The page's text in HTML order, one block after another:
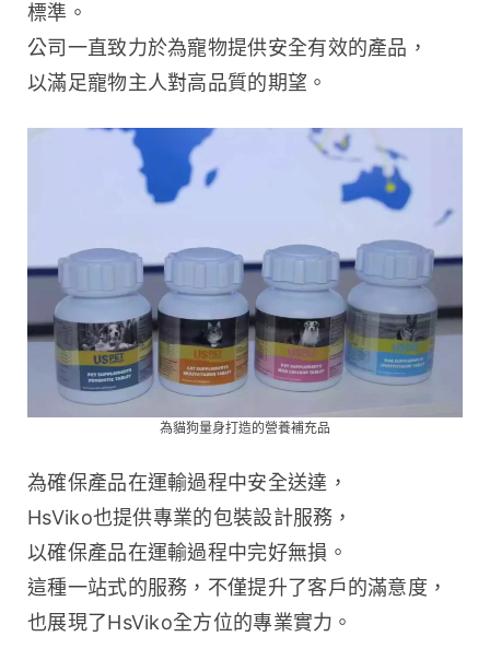
標準。
公司一直致力於為寵物提供安全有效的產品，
以滿足寵物主人對高品質的期望。
為貓狗量身打造的營養補充品
為確保產品在運輸過程中安全送達，
HsViko也提供專業的包裝設計服務，
以確保產品在運輸過程中完好無損。
這種一站式的服務，不僅提升了客戶的滿意度，
也展現了HsViko全方位的專業實力。